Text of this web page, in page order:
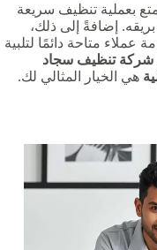
بعملية تنظيف سريعة
إضافةً إلى ذلك،
عملاء متاحة دائمًا لتلبية
شركة تنظيف سجاد
هي الخيار المثالي لك.